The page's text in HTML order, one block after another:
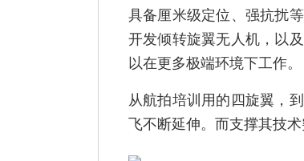
具备厘米级定位、强抗扰
开发倾转旋翼无人机，以
以在更多极端环境下工作。
从航拍培训用的四旋翼，
飞不断延伸。而支撑其技